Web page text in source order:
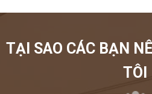
TẠI SAO CÁC BẠN
TÔI